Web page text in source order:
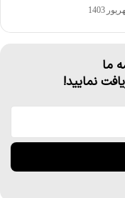
ما
نمایید!